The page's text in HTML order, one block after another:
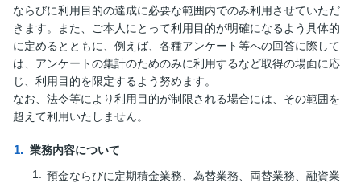
ならびに利用目的の達成に必要な範囲内でのみ利用させていただ
きます。また、ご本人にとって利用目的が明確になるよう具体的
に定めるとともに、例えば、各種アンケート等への回答に際して
は、アンケートの集計のためのみに利用するなど取得の場面に応
じ、利用目的を限定するよう努めます。
なお、法令等により利用目的が制限される場合には、その範囲を
超えて利用いたしません。
業務内容について
預金ならびに定期積金業務、為替業務、両替業務、融資業